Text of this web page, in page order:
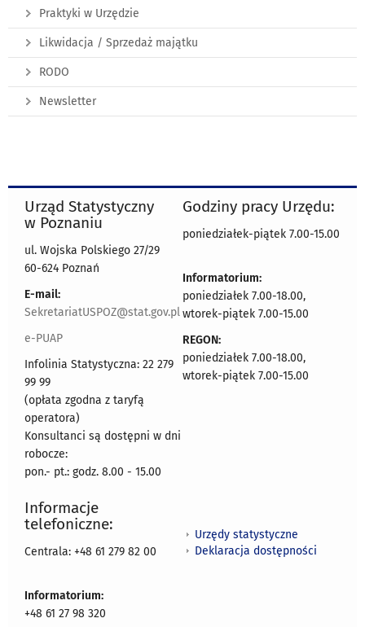
Praktyki w Urzędzie
Likwidacja / Sprzedaż majątku
RODO
Newsletter
Urząd Statystyczny
w Poznaniu
ul. Wojska Polskiego 27/29
60-624 Poznań
E-mail:
SekretariatUSPOZ@stat.gov.pl
e-PUAP
Infolinia Statystyczna: 22 279
99 99
(opłata zgodna z taryfą
operatora)
Konsultanci są dostępni w dni
robocze:
pon.- pt.: godz. 8.00 - 15.00
Godziny pracy Urzędu:
poniedziałek-piątek 7.00-15.00
Informatorium:
poniedziałek 7.00-18.00,
wtorek-piątek 7.00-15.00
REGON:
poniedziałek 7.00-18.00,
wtorek-piątek 7.00-15.00
Informacje
telefoniczne:
Centrala: +48 61 279 82 00
Informatorium:
+48 61 27 98 320
Urzędy statystyczne
Deklaracja dostępności